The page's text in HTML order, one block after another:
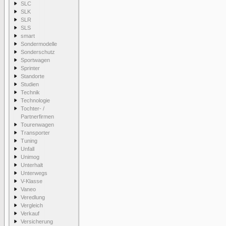
SLC
SLK
SLR
SLS
smart
Sondermodelle
Sonderschutz
Sportwagen
Sprinter
Standorte
Studien
Technik
Technologie
Tochter- /
Partnerfirmen
Tourenwagen
Transporter
Tuning
Unfall
Unimog
Unterhalt
Unterwegs
V-Klasse
Vaneo
Veredlung
Vergleich
Verkauf
Versicherung